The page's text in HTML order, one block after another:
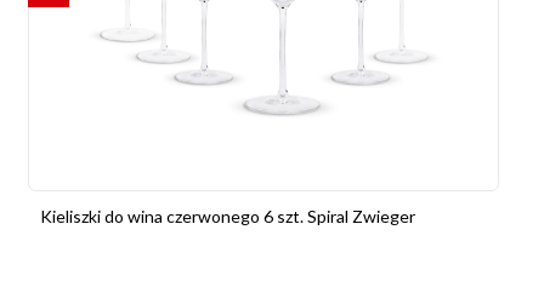
Kieliszki do wina czerwonego 6 szt. Spiral Zwieger